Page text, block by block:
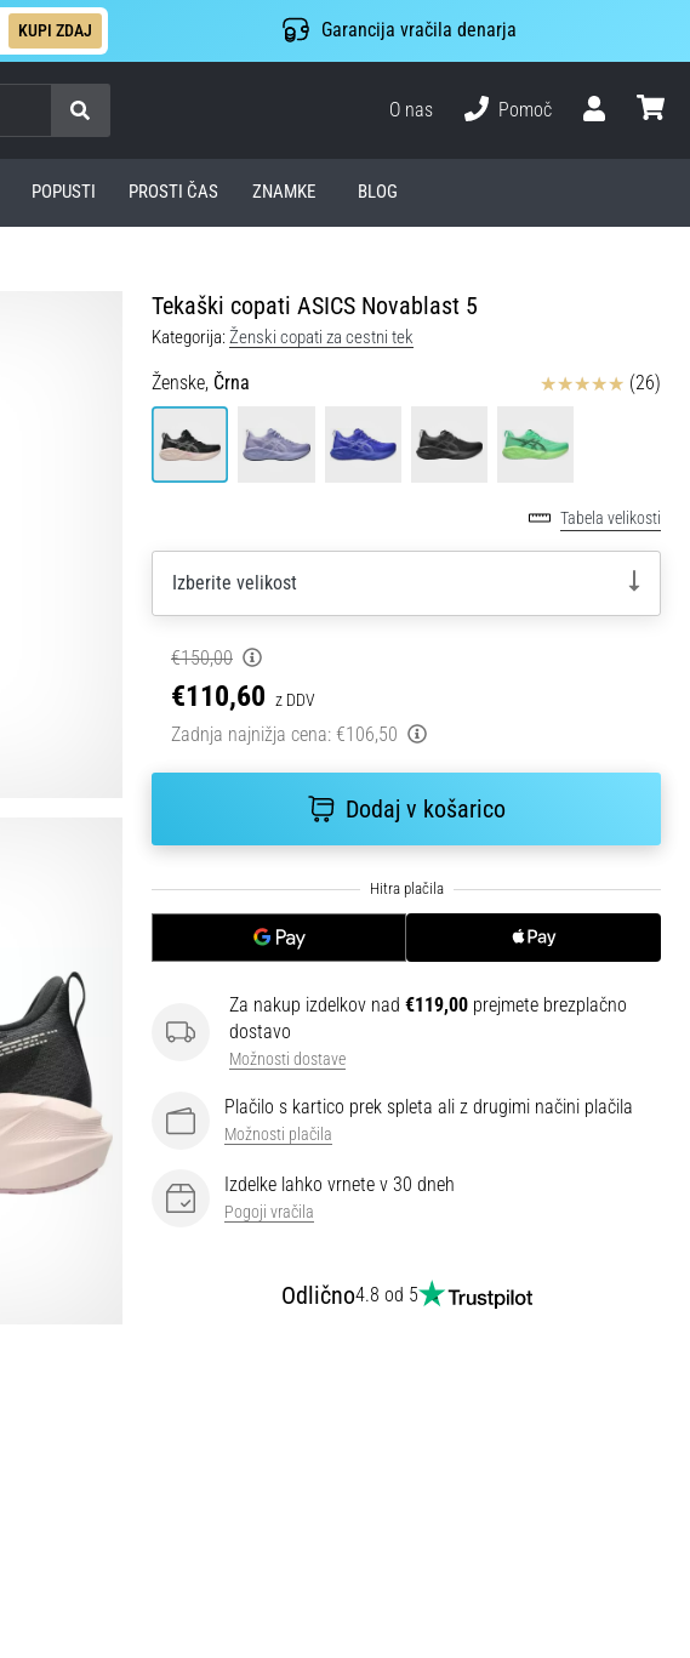
KUPI ZDAJ Garancija vračila denarja
Iskanje
O nas
Pomoč
POPUSTI PROSTI ČAS ZNAMKE BLOG
Tekaški copati ASICS Novablast 5
Kategorija:Ženski copati za cestni tek
Ženske, Črna Ocena izdelka(26)
Tabela velikosti
Izberite velikost
€150,00
€110,60 z DDV
Zadnja najnižja cena: €106,50
Dodaj v košarico
Za nakup izdelkov nad €119,00 prejmete brezplačno
dostavo
Možnosti dostave
Plačilo s kartico prek spleta ali z drugimi načini plačila
Možnosti plačila
Izdelke lahko vrnete v 30 dneh
Pogoji vračila
Odlično4.8 od 5